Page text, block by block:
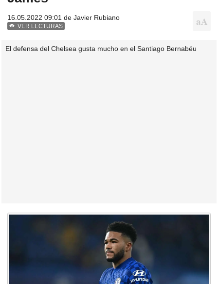
16.05.2022 09:01 de Javier Rubiano
VER LECTURAS
El defensa del Chelsea gusta mucho en el Santiago Bernabéu